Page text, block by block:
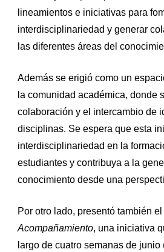
lineamientos e iniciativas para
interdisciplinariedad y generar
las diferentes áreas del
Además se erigió como un
la comunidad académica, donde
colaboración y el intercambio de
disciplinas. Se espera que esta
interdisciplinariedad en la
estudiantes y contribuya a la
conocimiento desde una
Por otro lado, presentó también
Acompañamiento, una iniciativa
largo de cuatro semanas de